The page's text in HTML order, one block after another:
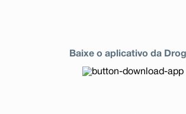
Baixe o aplicativo da